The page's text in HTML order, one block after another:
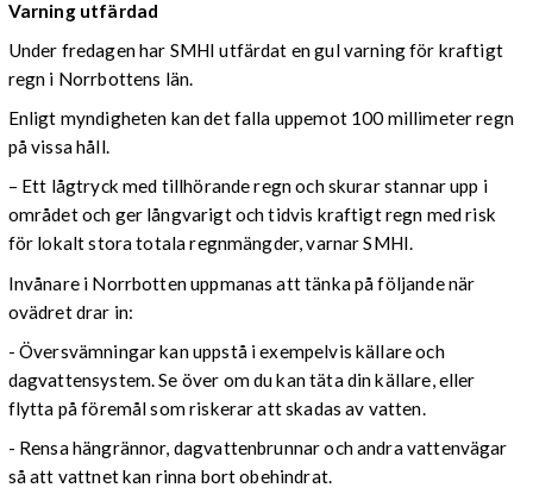
Varning utfärdad
Under fredagen har SMHI utfärdat en gul varning för kraftigt
regn i Norrbottens län.
Enligt myndigheten kan det falla uppemot 100 millimeter regn
på vissa håll.
– Ett lågtryck med tillhörande regn och skurar stannar upp i
området och ger långvarigt och tidvis kraftigt regn med risk
för lokalt stora totala regnmängder, varnar SMHI.
Invånare i Norrbotten uppmanas att tänka på följande när
ovädret drar in:
- Översvämningar kan uppstå i exempelvis källare och
dagvattensystem. Se över om du kan täta din källare, eller
flytta på föremål som riskerar att skadas av vatten.
- Rensa hängrännor, dagvattenbrunnar och andra vattenvägar
så att vattnet kan rinna bort obehindrat.